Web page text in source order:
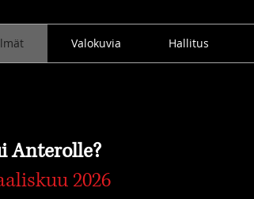
Valokuvia Hallitus
Anterolle?
2026